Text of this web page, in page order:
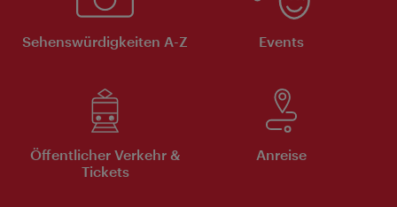
Sehenswürdigkeiten A-Z Events
Öffentlicher Verkehr &
Tickets
Anreise